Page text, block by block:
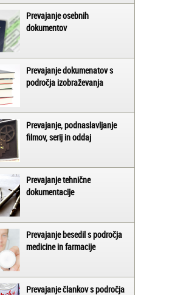
Prevajanje osebnih
dokumentov
Prevajanje dokumenatov s
področja izobraževanja
Prevajanje, podnaslavljanje
filmov, serij in oddaj
Prevajanje tehnične
dokumentacije
Prevajanje besedil s področja
medicine in farmacije
Prevajanje člankov s področja